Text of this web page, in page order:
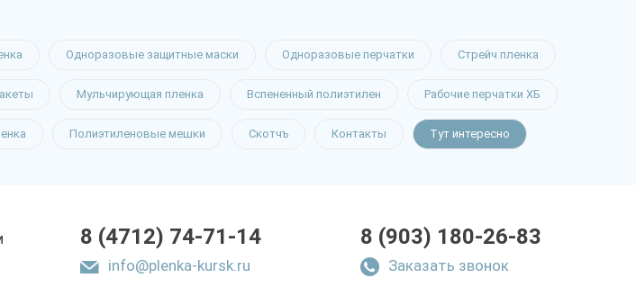
Одноразовые защитные маски Одноразовые перчатки Стрейч пленка
Мульчирующая пленка Вспененный полиэтилен Рабочие перчатки ХБ
Полиэтиленовые мешки Скотчъ Контакты Тут интересно
8 (4712) 74-71-14
info@plenka-kursk.ru
8 (903) 180-26-83
Заказать звонок